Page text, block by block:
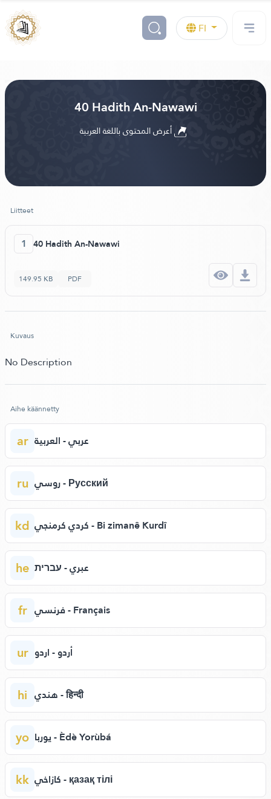
FI
40 Hadith An-Nawawi
Liitteet
1 40 Hadith An-Nawawi
149.95 KB PDF
Kuvaus
No Description
Aihe käännetty
ar عربي - العربية
ru روسي - Русский
kd كردي كرمنجي - Bi zimanê Kurdî
he عبري - עברית
fr فرنسي - Français
ur أردو - اردو
hi هندي - हिन्दी
yo يوربا - Èdè Yorùbá
kk كازاخي - қазақ тілі